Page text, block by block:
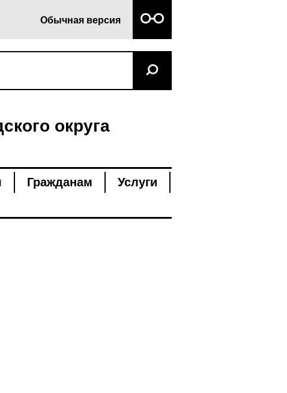
Обычная версия
округа
Гражданам
Услуги